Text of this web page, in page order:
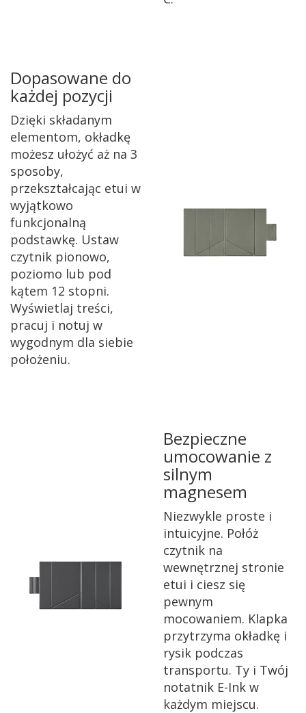
Dopasowane do
każdej pozycji
Dzięki składanym
elementom, okładkę
możesz ułożyć aż na 3
sposoby,
przekształcając etui w
wyjątkowo
funkcjonalną
podstawkę. Ustaw
czytnik pionowo,
poziomo lub pod
kątem 12 stopni.
Wyświetlaj treści,
pracuj i notuj w
wygodnym dla siebie
położeniu.
Bezpieczne
umocowanie z
silnym
magnesem
Niezwykle proste i
intuicyjne. Połóż
czytnik na
wewnętrznej stronie
etui i ciesz się
pewnym
mocowaniem. Klapka
przytrzyma okładkę i
rysik podczas
transportu. Ty i Twój
notatnik E-Ink w
każdym miejscu.